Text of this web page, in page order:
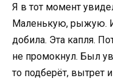
Я в тот момент
Маленькую, рыжую.
добила. Эта капля.
не промокнул. Был
то подберёт, вытрет и